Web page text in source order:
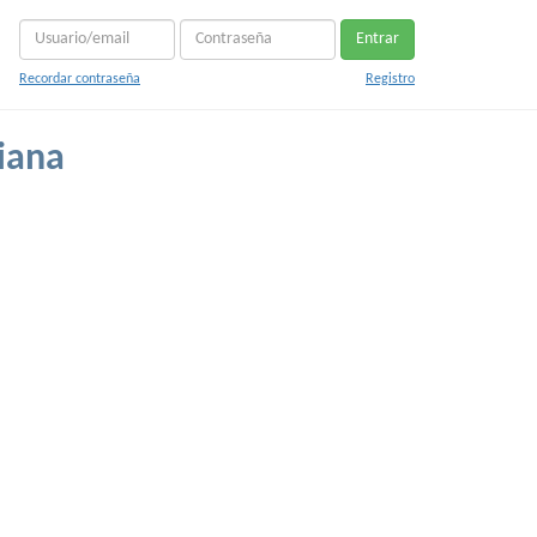
Entrar
Recordar contraseña Registro